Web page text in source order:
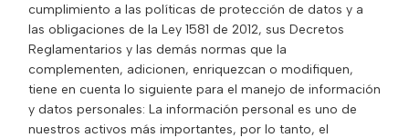
cumplimiento a las políticas de protección de datos y a
las obligaciones de la Ley 1581 de 2012, sus Decretos
Reglamentarios y las demás normas que la
complementen, adicionen, enriquezcan o modifiquen,
tiene en cuenta lo siguiente para el manejo de información
y datos personales: La información personal es uno de
nuestros activos más importantes, por lo tanto, el